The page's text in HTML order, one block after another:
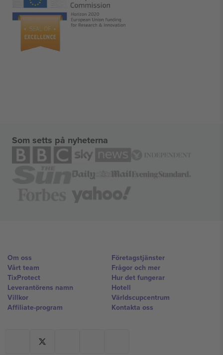
Som setts på nyheterna
Om oss
Vårt team
TixProtect
Leverantörens namn
Villkor
Affiliate-program
Företagstjänster
Frågor och mer
Hur det fungerar
Hotell
Världscupcentrum
Kontakta oss